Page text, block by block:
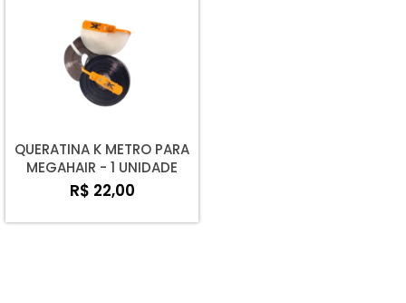
QUERATINA K METRO PARA
MEGAHAIR - 1 UNIDADE
R$ 22,00